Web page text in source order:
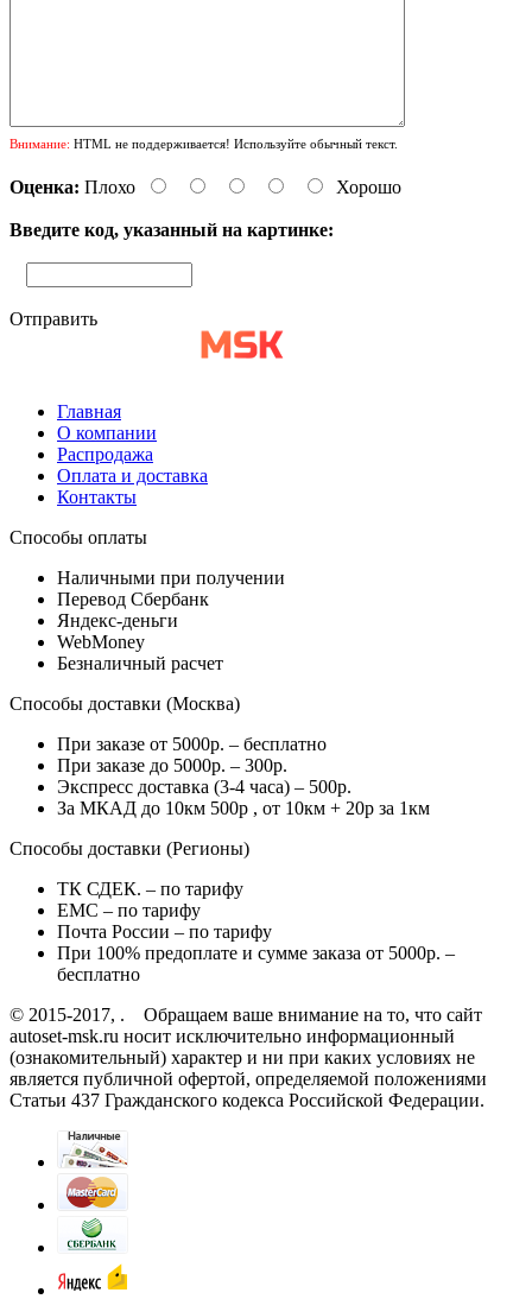
Внимание: HTML не поддерживается! Используйте обычный текст.
Оценка: Плохо Хорошо
Введите код, указанный на картинке:
Отправить
Главная
О компании
Распродажа
Оплата и доставка
Контакты
Способы оплаты
Наличными при получении
Перевод Сбербанк
Яндекс-деньги
WebMoney
Безналичный расчет
Способы доставки (Москва)
При заказе от 5000р. – бесплатно
При заказе до 5000р. – 300р.
Экспресс доставка (3-4 часа) – 500р.
За МКАД до 10км 500р , от 10км + 20р за 1км
Способы доставки (Регионы)
ТК СДЕК. – по тарифу
EMC – по тарифу
Почта России – по тарифу
При 100% предоплате и сумме заказа от 5000р. –
бесплатно
© 2015-2017, . Обращаем ваше внимание на то, что сайт
autoset-msk.ru носит исключительно информационный
(ознакомительный) характер и ни при каких условиях не
является публичной офертой, определяемой положениями
Статьи 437 Гражданского кодекса Российской Федерации.